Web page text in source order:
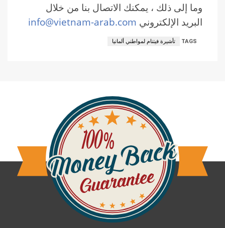
وما إلى ذلك ، يمكنك الاتصال بنا من خلال
البريد الإلكتروني info@vietnam-arab.com
TAGS تأشيرة فيتنام لمواطني ألمانيا